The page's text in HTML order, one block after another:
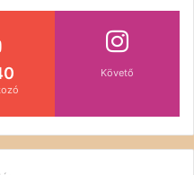
Követő